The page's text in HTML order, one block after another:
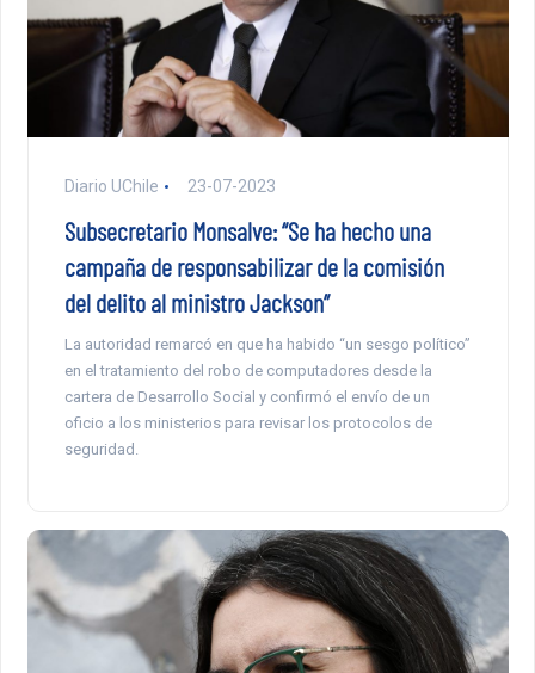
Diario UChile 23-07-2023
Subsecretario Monsalve: “Se ha hecho una
campaña de responsabilizar de la comisión
del delito al ministro Jackson”
La autoridad remarcó en que ha habido “un sesgo político”
en el tratamiento del robo de computadores desde la
cartera de Desarrollo Social y confirmó el envío de un
oficio a los ministerios para revisar los protocolos de
seguridad.